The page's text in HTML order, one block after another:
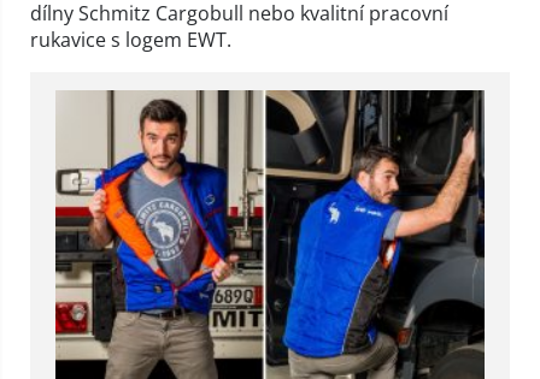
dílny Schmitz Cargobull nebo kvalitní pracovní
rukavice s logem EWT.